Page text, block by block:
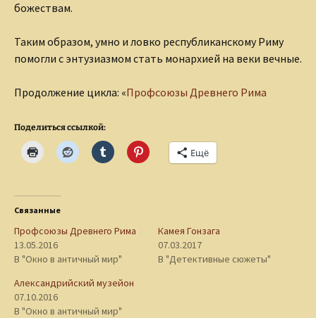
божествам.
Таким образом, умно и ловко республиканскому Риму
помогли с энтузиазмом стать монархией на веки вечные.
Продолжение цикла: «Профсоюзы Древнего Рима
Поделиться ссылкой:
Ещё
Связанные
Профсоюзы Древнего Рима
13.05.2016
В "Окно в античный мир"
Камея Гонзага
07.03.2017
В "Детективные сюжеты"
Александрийский музейон
07.10.2016
В "Окно в античный мир"